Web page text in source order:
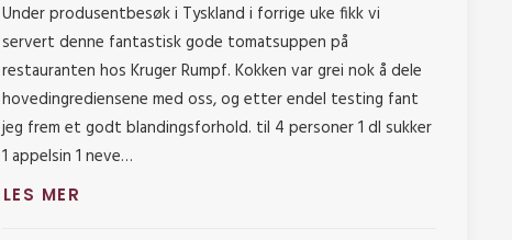
Under produsentbesøk i Tyskland i forrige uke fikk vi
servert denne fantastisk gode tomatsuppen på
restauranten hos Kruger Rumpf. Kokken var grei nok å dele
hovedingrediensene med oss, og etter endel testing fant
jeg frem et godt blandingsforhold. til 4 personer 1 dl sukker
1 appelsin 1 neve…
LES MER